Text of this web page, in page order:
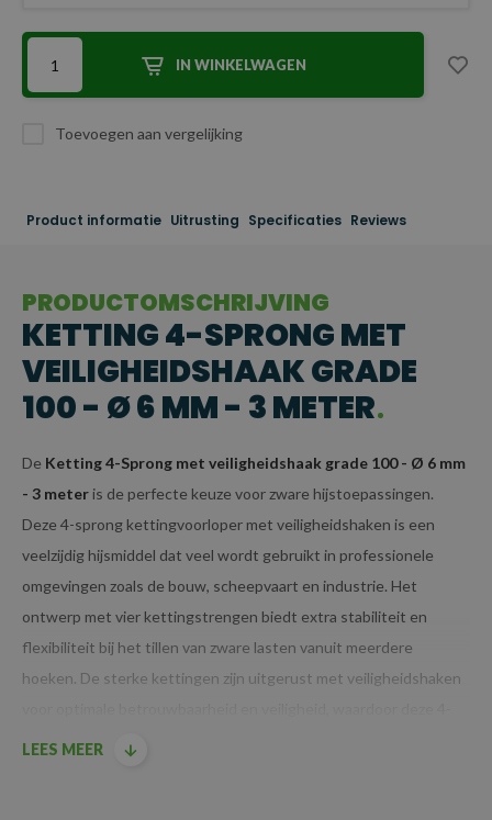
IN WINKELWAGEN
Toevoegen aan vergelijking
Product informatie Uitrusting Specificaties Reviews
PRODUCTOMSCHRIJVING
KETTING 4-SPRONG MET
VEILIGHEIDSHAAK GRADE
100 - Ø 6 MM - 3 METER
De Ketting 4-Sprong met veiligheidshaak grade 100 - Ø 6 mm
- 3 meteris de perfecte keuze voor zware hijstoepassingen.
Deze 4-sprong kettingvoorloper met veiligheidshaken is een
veelzijdig hijsmiddel dat veel wordt gebruikt in professionele
omgevingen zoals de bouw, scheepvaart en industrie. Het
ontwerp met vier kettingstrengen biedt extra stabiliteit en
flexibiliteit bij het tillen van zware lasten vanuit meerdere
hoeken. De sterke kettingen zijn uitgerust met veiligheidshaken
sprong kettingvoorloper uitermate geschikt is voor complexe
LEES MEER